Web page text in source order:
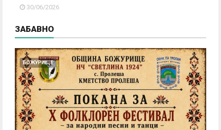
30/06/2026
ЗАБАВНО
БОЖУРИЩЕ